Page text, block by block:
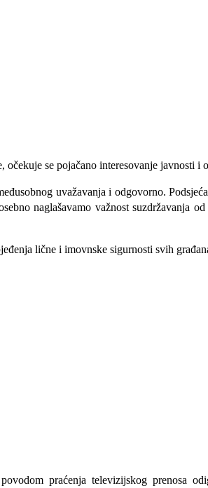
se pojačano interesovanje javnosti i
uvažavanja i odgovorno.
naglašavamo važnost suzdržavanja
lične i imovnske sigurnosti svih
praćenja televizijskog prenosa